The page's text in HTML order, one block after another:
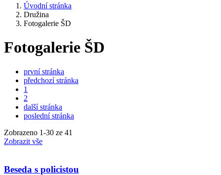
Úvodní stránka
Družina
Fotogalerie ŠD
Fotogalerie ŠD
první stránka
předchozí stránka
1
2
další stránka
poslední stránka
Zobrazeno 1-30 ze 41
Zobrazit vše
Beseda s policistou